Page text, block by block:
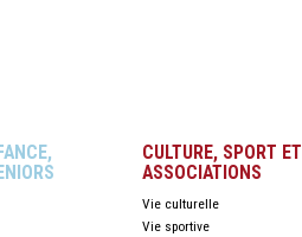
CULTURE, SPORT ET
ASSOCIATIONS
Vie culturelle
Vie sportive